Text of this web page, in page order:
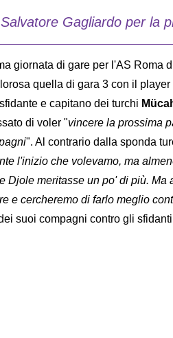
Gagliardo per la
giornata di gare per l'AS Roma
quella di gara 3 con il player
e capitano dei turchi
di voler "vincere la prossima
". Al contrario dalla sponda
l'inizio che volevamo, ma
Djole meritasse un po' di più. Ma
e cercheremo di farlo meglio
suoi compagni contro gli